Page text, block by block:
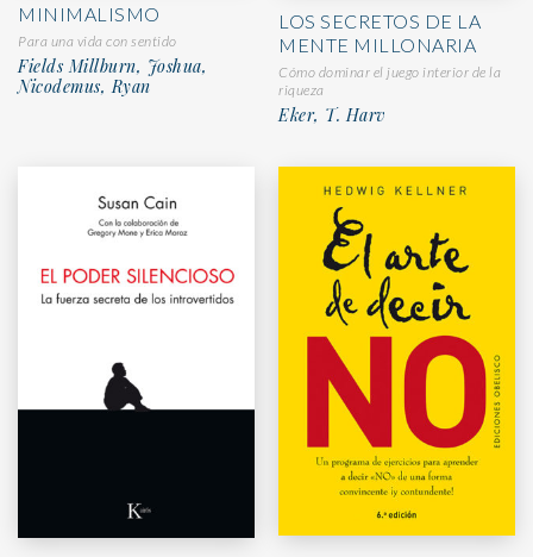
MINIMALISMO
Para una vida con sentido
Fields Millburn, Joshua,
Nicodemus, Ryan
LOS SECRETOS DE LA
MENTE MILLONARIA
Cómo dominar el juego interior de la
riqueza
Eker, T. Harv